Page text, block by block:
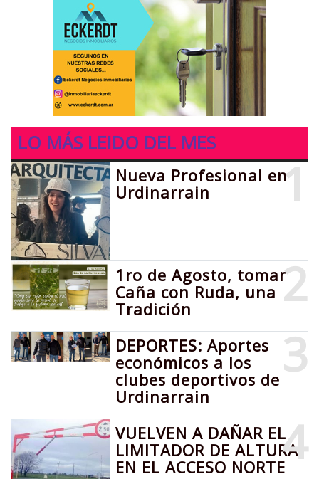
LO MÁS LEIDO DEL MES
1
Nueva Profesional en
Urdinarrain
2
1ro de Agosto, tomar
Caña con Ruda, una
Tradición
3
DEPORTES: Aportes
económicos a los
clubes deportivos de
Urdinarrain
4
VUELVEN A DAÑAR EL
LIMITADOR DE ALTURA
EN EL ACCESO NORTE